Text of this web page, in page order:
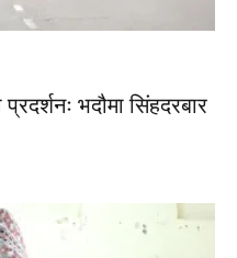
भदौमा सिंहदरबार